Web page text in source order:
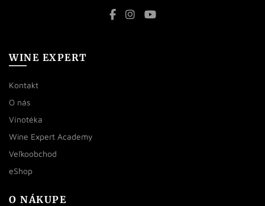
WINE EXPERT
Kontakt
O nás
Vínotéka
Wine Expert Academy
Veľkoobchod
eShop
O NÁKUPE